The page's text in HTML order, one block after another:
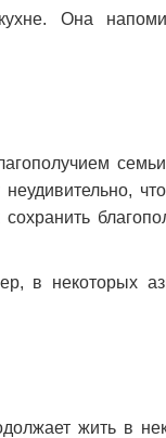
Она
в некоторых
жить в